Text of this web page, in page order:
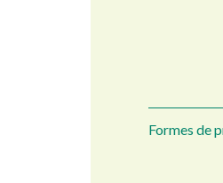
Formes de